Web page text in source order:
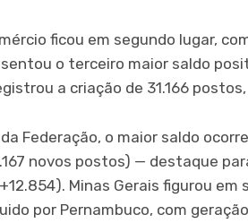
ficou em segundo lugar,
o terceiro maior saldo
a criação de 31.166
Federação, o maior saldo
novos postos) — destaque
Minas Gerais figurou
por Pernambuco, com